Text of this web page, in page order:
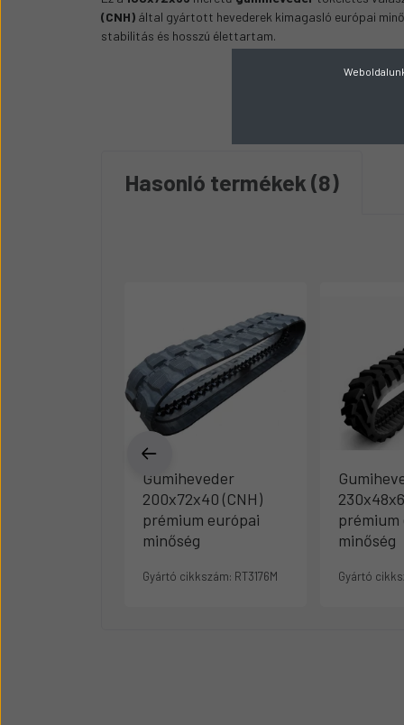
(CNH) által gyártott hevederek kimagasló európai
stabilitás és hosszú élettartam.
Hasonló termékek 8
Gumiheveder
200x72x40 (CNH)
prémium európai
minőség
Gyártó cikkszám: RT3176M
prémium
minőség
Gyártó